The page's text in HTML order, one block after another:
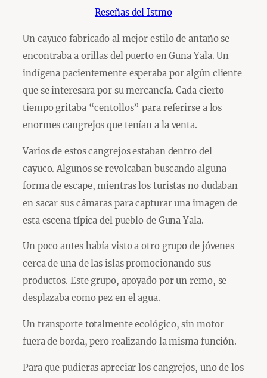
Reseñas del Istmo
Un cayuco fabricado al mejor estilo de antaño se
encontraba a orillas del puerto en Guna Yala. Un
indígena pacientemente esperaba por algún cliente
que se interesara por su mercancía. Cada cierto
tiempo gritaba “centollos” para referirse a los
enormes cangrejos que tenían a la venta.
Varios de estos cangrejos estaban dentro del
cayuco. Algunos se revolcaban buscando alguna
forma de escape, mientras los turistas no dudaban
en sacar sus cámaras para capturar una imagen de
esta escena típica del pueblo de Guna Yala.
Un poco antes había visto a otro grupo de jóvenes
cerca de una de las islas promocionando sus
productos. Este grupo, apoyado por un remo, se
desplazaba como pez en el agua.
Un transporte totalmente ecológico, sin motor
fuera de borda, pero realizando la misma función.
Para que pudieras apreciar los cangrejos, uno de los